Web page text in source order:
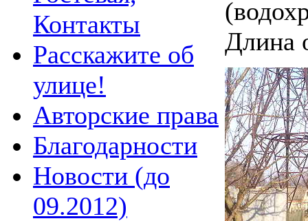
Контакты
Расскажите об
улице!
Авторские права
Благодарности
Новости (до
09.2012)
Длина